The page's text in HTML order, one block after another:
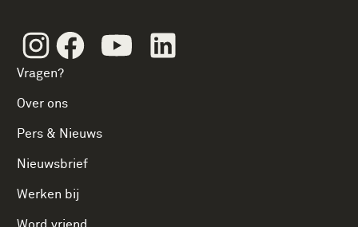
InstagramFacebookYoutube
Vragen?
Over ons
Pers & Nieuws
Nieuwsbrief
Werken bij